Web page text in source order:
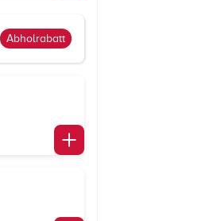
Abholrabatt